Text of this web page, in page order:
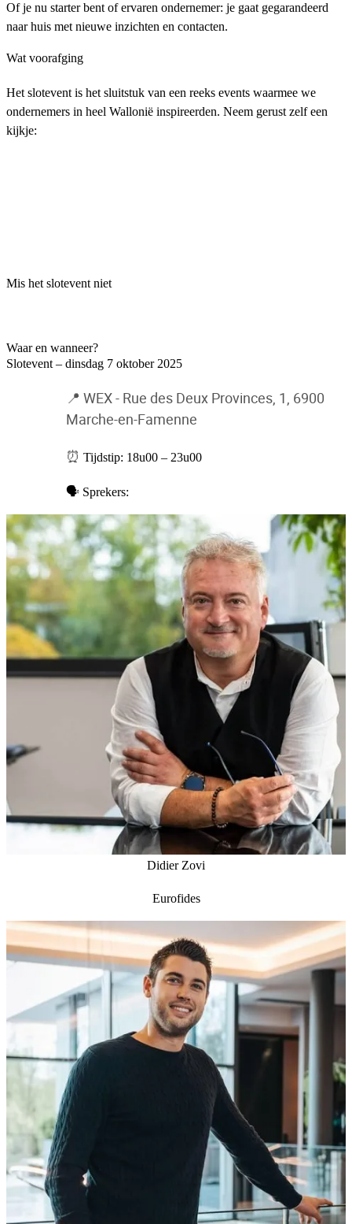
Of je nu starter bent of ervaren ondernemer: je gaat gegarandeerd
naar huis met nieuwe inzichten en contacten.
Wat voorafging
Het slotevent is het sluitstuk van een reeks events waarmee we
ondernemers in heel Wallonië inspireerden. Neem gerust zelf een
kijkje:
Mis het slotevent niet
Waar en wanneer?
Slotevent – dinsdag 7 oktober 2025
📍 WEX - Rue des Deux Provinces, 1, 6900
Marche-en-Famenne
⏰ Tijdstip: 18u00 – 23u00
🗣️ Sprekers:
Didier Zovi
Eurofides